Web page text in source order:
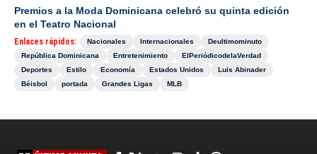
Premios a la Moda Dominicana celebró su quinta edición
en el Teatro Nacional
Enlaces rápidos: Nacionales Internacionales
Deultimominuto
República Dominicana
Entretenimiento
ElPeriódicodelaVerdad
Deportes
Estilo Economía Estados Unidos
Luis Abinader
Béisbol
portada Grandes Ligas MLB